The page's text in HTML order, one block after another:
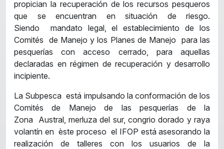
propician la recuperación de los recursos pesqueros
que se encuentran en situación de riesgo.
Siendo mandato legal, el establecimiento de los
Comités de Manejo y los Planes de Manejo para las
pesquerías con acceso cerrado, para aquellas
declaradas en régimen de recuperación y desarrollo
incipiente.
La Subpesca está impulsando la conformación de los
Comités de Manejo de las pesquerías de la
Zona Austral, merluza del sur, congrio dorado y raya
volantín en èste proceso el IFOP está asesorando la
realización de talleres con los usuarios de la